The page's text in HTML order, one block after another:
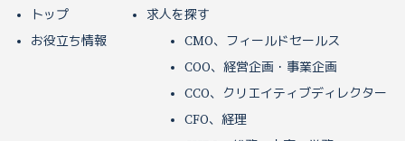
トップ
お役立ち情報
求人を探す
CMO、フィールドセールス
COO、経営企画・事業企画
CCO、クリエイティブディレクター
CFO、経理